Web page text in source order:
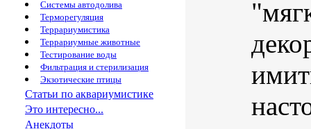
Системы автодолива
Терморегуляция
Террариумистика
Террариумные животные
Тестирование воды
Фильтрация и стерилизация
Экзотические птицы
Статьи по аквариумистике
Это интересно...
Анекдоты